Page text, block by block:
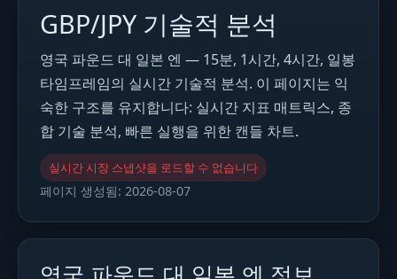
GBP/JPY 기술적 분석
영국 파운드 대 일본 엔 — 15분, 1시간, 4시간, 일봉
타임프레임의 실시간 기술적 분석. 이 페이지는 익
숙한 구조를 유지합니다: 실시간 지표 매트릭스, 종
합 기술 분석, 빠른 실행을 위한 캔들 차트.
실시간 시장 스냅샷을 로드할 수 없습니다
페이지 생성됨: 2026-08-07